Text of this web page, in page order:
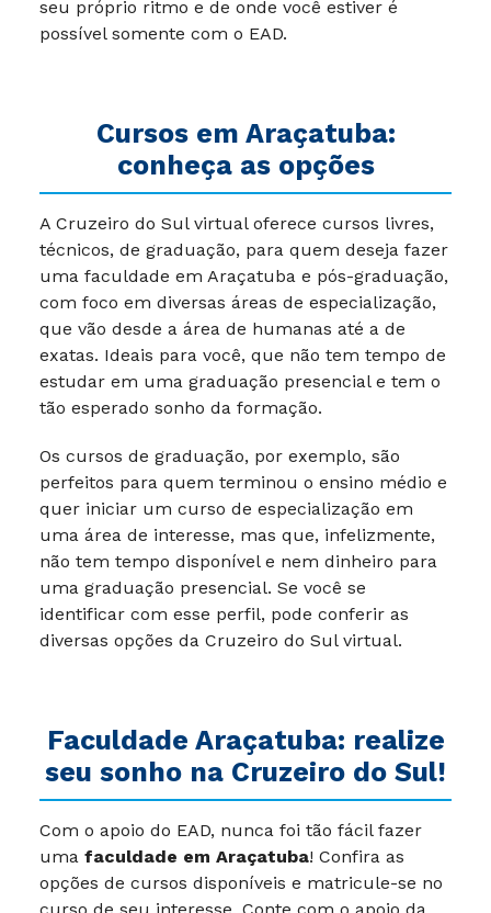
seu próprio ritmo e de onde você estiver é
possível somente com o EAD.
Cursos em Araçatuba:
conheça as opções
A Cruzeiro do Sul virtual oferece cursos livres,
técnicos, de graduação, para quem deseja fazer
uma faculdade em Araçatuba e pós-graduação,
com foco em diversas áreas de especialização,
que vão desde a área de humanas até a de
exatas. Ideais para você, que não tem tempo de
estudar em uma graduação presencial e tem o
tão esperado sonho da formação.
Os cursos de graduação, por exemplo, são
perfeitos para quem terminou o ensino médio e
quer iniciar um curso de especialização em
uma área de interesse, mas que, infelizmente,
não tem tempo disponível e nem dinheiro para
uma graduação presencial. Se você se
identificar com esse perfil, pode conferir as
diversas opções da Cruzeiro do Sul virtual.
Faculdade Araçatuba: realize
seu sonho na Cruzeiro do Sul!
Com o apoio do EAD, nunca foi tão fácil fazer
uma faculdade em Araçatuba! Confira as
opções de cursos disponíveis e matricule-se no